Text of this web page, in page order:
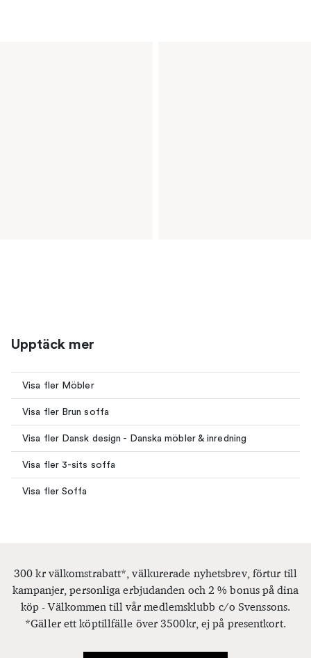
Upptäck mer
Visa fler Möbler
Visa fler Brun soffa
Visa fler Dansk design - Danska möbler & inredning
Visa fler 3-sits soffa
Visa fler Soffa
300 kr välkomstrabatt*, välkurerade nyhetsbrev, förtur till
kampanjer, personliga erbjudanden och 2 % bonus på dina
köp - Välkommen till vår medlemsklubb c/o Svenssons.
*Gäller ett köptillfälle över 3500kr, ej på presentkort.